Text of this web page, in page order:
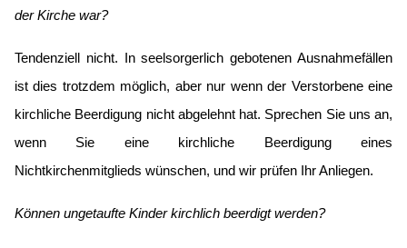
der Kirche war?
Tendenziell nicht. In seelsorgerlich gebotenen Ausnahmefällen
ist dies trotzdem möglich, aber nur wenn der Verstorbene eine
kirchliche Beerdigung nicht abgelehnt hat. Sprechen Sie uns an,
wenn Sie eine kirchliche Beerdigung eines
Nichtkirchenmitglieds wünschen, und wir prüfen Ihr Anliegen.
Können ungetaufte Kinder kirchlich beerdigt werden?